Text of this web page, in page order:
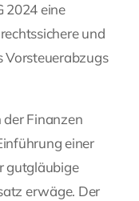
2024 eine
und
Vorsteuerabzugs
Finanzen
einer
gutgläubige
erwäge. Der